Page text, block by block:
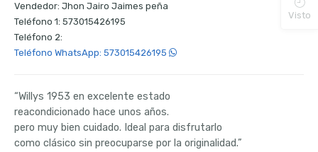
Vendedor: Jhon Jairo Jaimes peña
Teléfono 1: 573015426195
Teléfono 2:
Teléfono WhatsApp: 573015426195
“Willys 1953 en excelente estado
reacondicionado hace unos años.
pero muy bien cuidado. Ideal para disfrutarlo
como clásico sin preocuparse por la originalidad.”
Visto